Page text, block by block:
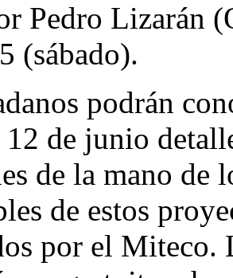
Pedro Lizarán
(sábado).
podrán
de junio
de la mano de
de estos
por el Miteco.